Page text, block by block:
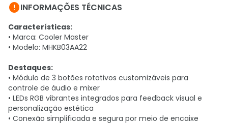
INFORMAÇÕES TÉCNICAS
Características:
• Marca: Cooler Master
• Modelo: MHKB03AA22
Destaques:
• Módulo de 3 botões rotativos customizáveis para
controle de áudio e mixer
• LEDs RGB vibrantes integrados para feedback visual e
personalização estética
• Conexão simplificada e segura por meio de encaixe